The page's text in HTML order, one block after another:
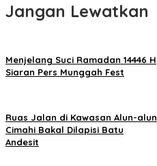
Jangan Lewatkan
Menjelang Suci Ramadan 14446 H
Siaran Pers Munggah Fest
Ruas Jalan di Kawasan Alun-alun
Cimahi Bakal Dilapisi Batu
Andesit